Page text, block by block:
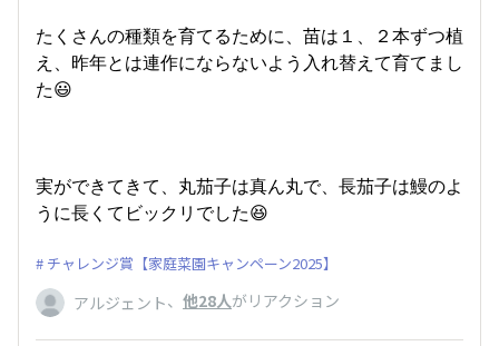
たくさんの種類を育てるために、苗は１、２本ずつ植
え、昨年とは連作にならないよう入れ替えて育てまし
た😃
実ができてきて、丸茄子は真ん丸で、長茄子は鰻のよ
うに長くてビックリでした😆
チャレンジ賞【家庭菜園キャンペーン2025】
アルジェント、 他28人がリアクション